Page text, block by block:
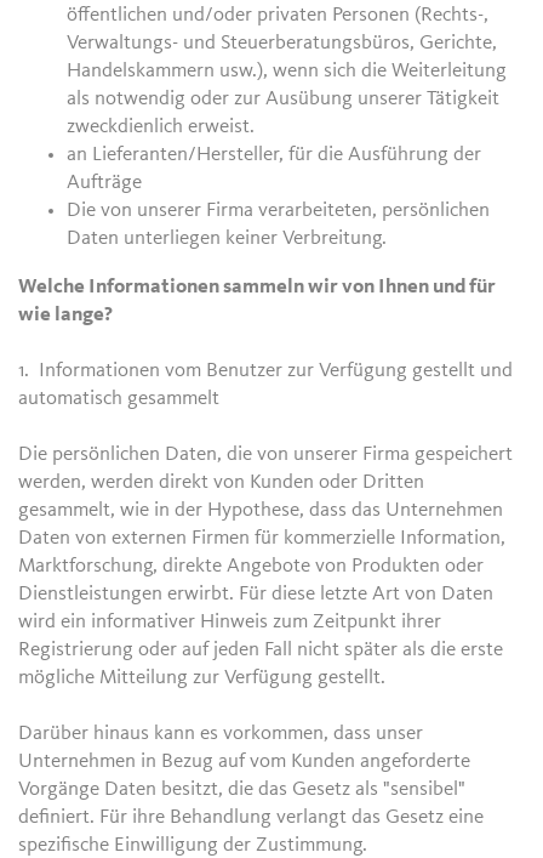
öffentlichen und/oder privaten Personen (Rechts-,
Verwaltungs- und Steuerberatungsbüros, Gerichte,
Handelskammern usw.), wenn sich die Weiterleitung
als notwendig oder zur Ausübung unserer Tätigkeit
zweckdienlich erweist.
an Lieferanten/Hersteller, für die Ausführung der
Aufträge
Die von unserer Firma verarbeiteten, persönlichen
Daten unterliegen keiner Verbreitung.
Welche Informationen sammeln wir von Ihnen und für
wie lange?
1. Informationen vom Benutzer zur Verfügung gestellt und
automatisch gesammelt
Die persönlichen Daten, die von unserer Firma gespeichert
werden, werden direkt von Kunden oder Dritten
gesammelt, wie in der Hypothese, dass das Unternehmen
Daten von externen Firmen für kommerzielle Information,
Marktforschung, direkte Angebote von Produkten oder
Dienstleistungen erwirbt. Für diese letzte Art von Daten
wird ein informativer Hinweis zum Zeitpunkt ihrer
Registrierung oder auf jeden Fall nicht später als die erste
mögliche Mitteilung zur Verfügung gestellt.
Darüber hinaus kann es vorkommen, dass unser
Unternehmen in Bezug auf vom Kunden angeforderte
Vorgänge Daten besitzt, die das Gesetz als "sensibel"
definiert. Für ihre Behandlung verlangt das Gesetz eine
spezifische Einwilligung der Zustimmung.